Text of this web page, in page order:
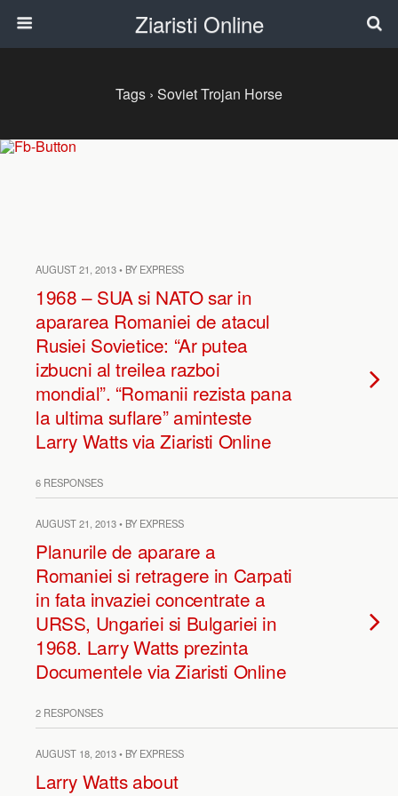
Ziaristi Online
Tags › Soviet Trojan Horse
AUGUST 21, 2013 • BY EXPRESS
1968 – SUA si NATO sar in
apararea Romaniei de atacul
Rusiei Sovietice: “Ar putea
izbucni al treilea razboi
mondial”. “Romanii rezista pana
la ultima suflare” aminteste
Larry Watts via Ziaristi Online
6 RESPONSES
AUGUST 21, 2013 • BY EXPRESS
Planurile de aparare a
Romaniei si retragere in Carpati
in fata invaziei concentrate a
URSS, Ungariei si Bulgariei in
1968. Larry Watts prezinta
Documentele via Ziaristi Online
2 RESPONSES
AUGUST 18, 2013 • BY EXPRESS
Larry Watts about